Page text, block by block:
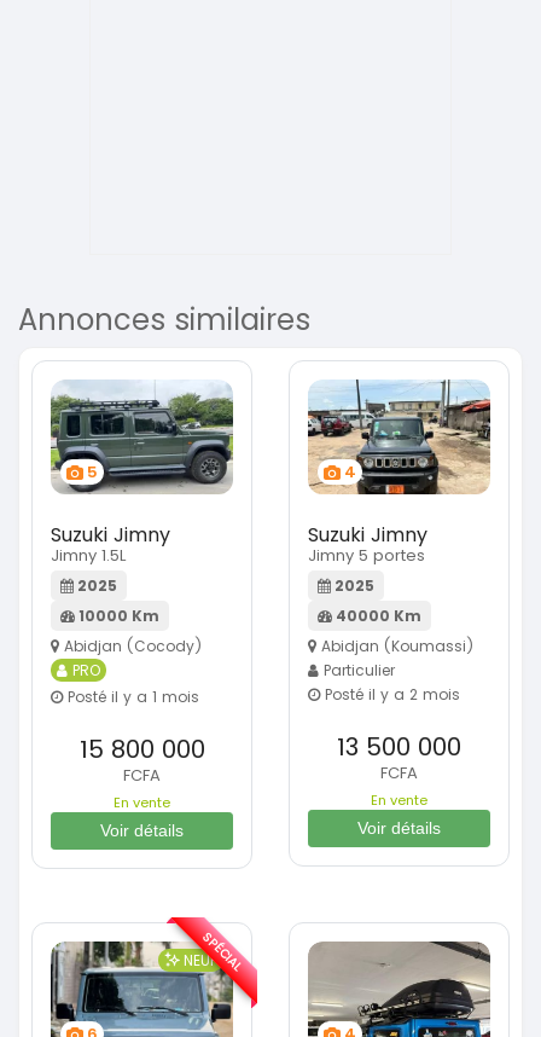
Annonces similaires
5
Suzuki Jimny
Jimny 1.5L
2025
10000 Km
Abidjan (Cocody)
PRO
Posté il y a 1 mois
15 800 000
FCFA
En vente
Voir détails
4
Suzuki Jimny
Jimny 5 portes
2025
40000 Km
Abidjan (Koumassi)
Particulier
Posté il y a 2 mois
13 500 000
FCFA
En vente
Voir détails
NEUFSPÉCIAL